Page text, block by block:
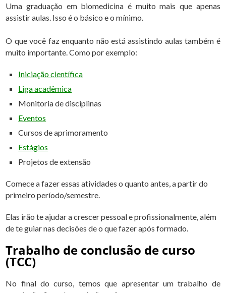
Uma graduação em biomedicina é muito mais que apenas
assistir aulas. Isso é o básico e o mínimo.
O que você faz enquanto não está assistindo aulas também é
muito importante. Como por exemplo:
Iniciação científica
Liga acadêmica
Monitoria de disciplinas
Eventos
Cursos de aprimoramento
Estágios
Projetos de extensão
Comece a fazer essas atividades o quanto antes, a partir do
primeiro período/semestre.
Elas irão te ajudar a crescer pessoal e profissionalmente, além
de te guiar nas decisões de o que fazer após formado.
Trabalho de conclusão de curso
(TCC)
No final do curso, temos que apresentar um trabalho de